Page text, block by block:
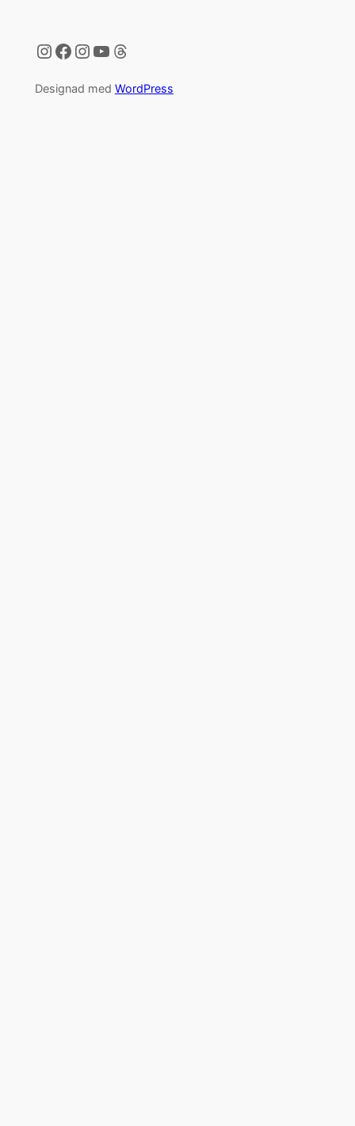
Instagram
Facebook
Instagram
YouTube
Threads
Designad med WordPress